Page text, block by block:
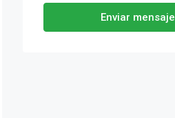
Enviar mensaje